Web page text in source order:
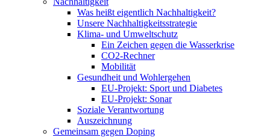
Was heißt eigentlich Nachhaltigkeit?
Unsere Nachhaltigkeitsstrategie
Klima- und Umweltschutz
Ein Zeichen gegen die Wasserkrise
CO2-Rechner
Mobilität
Gesundheit und Wohlergehen
EU-Projekt: Sport und Diabetes
EU-Projekt: Sonar
Soziale Verantwortung
Auszeichnung
Gemeinsam gegen Doping